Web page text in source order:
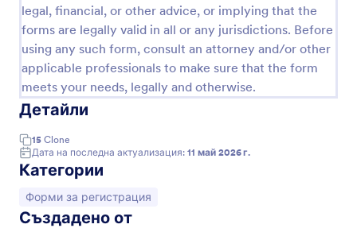
legal, financial, or other advice, or implying that the
forms are legally valid in all or any jurisdictions. Before
using any such form, consult an attorney and/or other
applicable professionals to make sure that the form
meets your needs, legally and otherwise.
Детайли
15 Clone
Дата на последна актуализация: 11 май 2026 г.
Категории
Отидете на категорията:
Форми за регистрация
Създадено от